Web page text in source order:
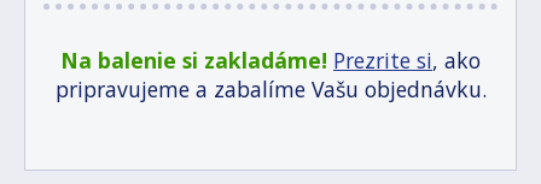
Na balenie si zakladáme! Prezrite si, ako
pripravujeme a zabalíme Vašu objednávku.